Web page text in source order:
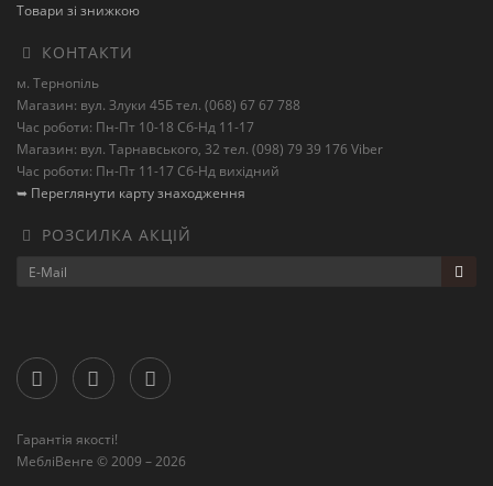
Товари зі знижкою
КОНТАКТИ
м. Тернопіль
Магазин: вул. Злуки 45Б тел. (068) 67 67 788
Час роботи: Пн-Пт 10-18 Сб-Нд 11-17
Магазин: вул. Тарнавського, 32 тел. (098) 79 39 176 Viber
Час роботи: Пн-Пт 11-17 Сб-Нд вихідний
➥ Переглянути карту знаходження
РОЗСИЛКА АКЦІЙ
Гарантія якості!
МебліВенге © 2009 – 2026